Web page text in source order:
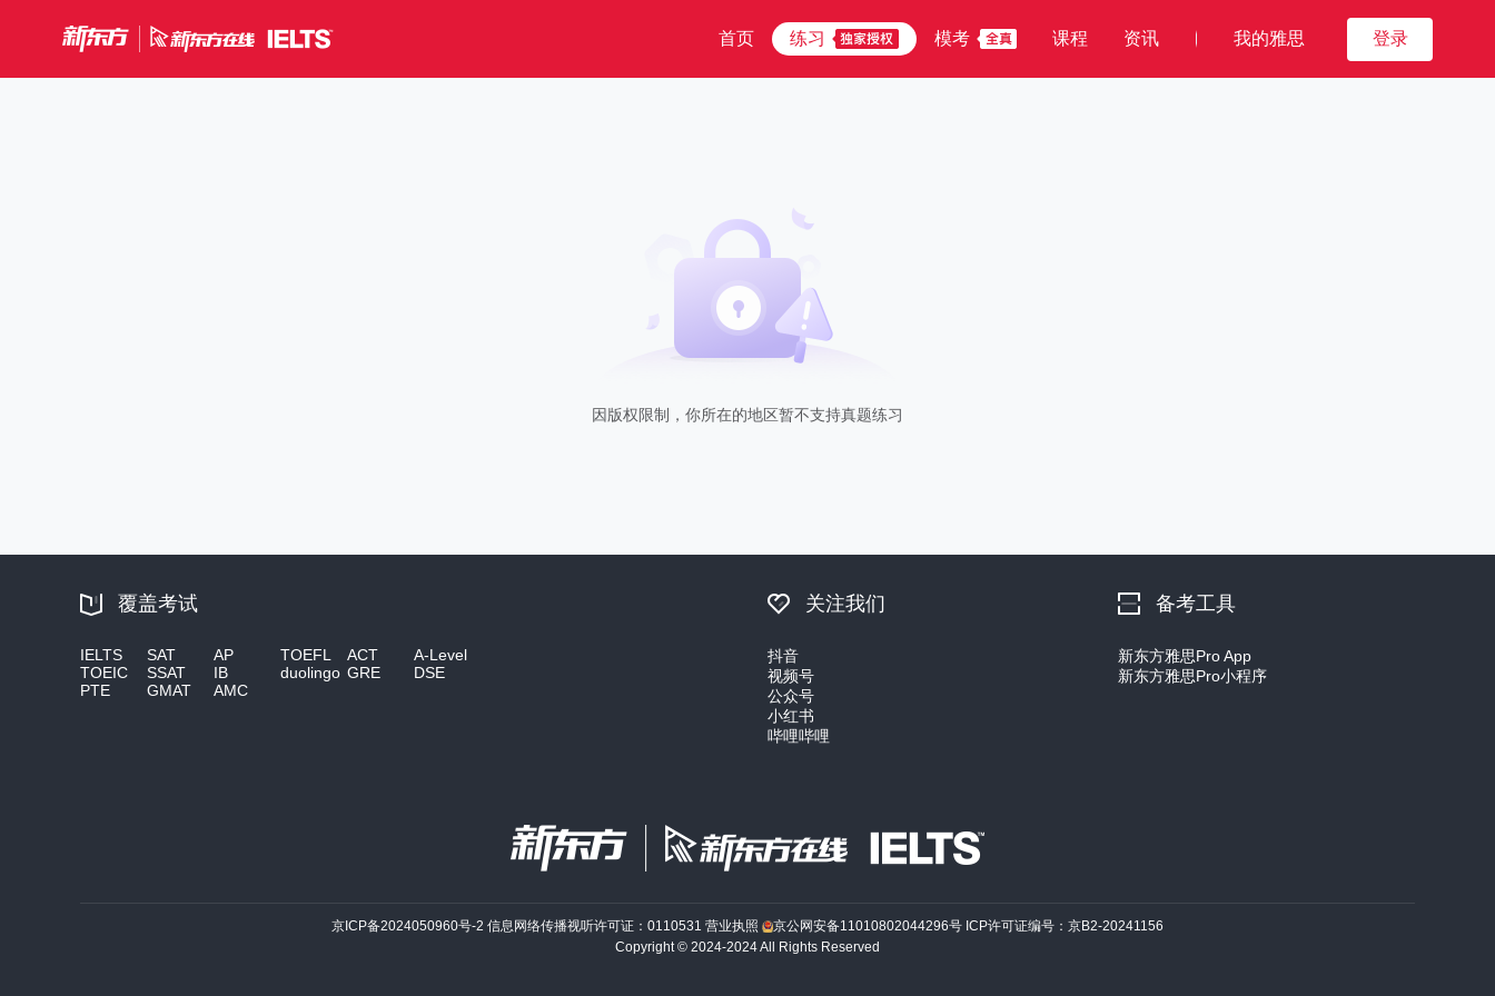
首页 练习 模考 课程 资讯 我的雅思 登录
因版权限制，你所在的地区暂不支持真题练习
覆盖考试
IELTS SAT AP TOEFL ACT
A-Level
TOEIC
SSAT IB duolingo GRE
DSE
PTE
GMAT AMC
关注我们
抖音
视频号
公众号
小红书
哔哩哔哩
备考工具
新东方雅思Pro App
新东方雅思Pro小程序
京ICP备2024050960号-2 信息网络传播视听许可证：0110531 营业执照 京公网安备11010802044296号 ICP许可证编号：京B2-20241156
Copyright © 2024-2024 All Rights Reserved